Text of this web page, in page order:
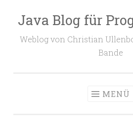
Zum
springen
Java Blog für
Weblog von Christian
Bande
MENÜ